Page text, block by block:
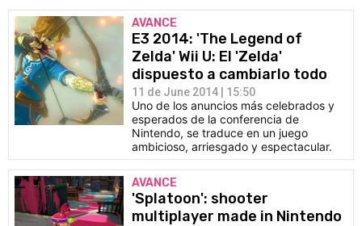
AVANCE
E3 2014: 'The Legend of
Zelda' Wii U: El 'Zelda'
dispuesto a cambiarlo todo
11 de June 2014 | 15:50
Uno de los anuncios más celebrados y
esperados de la conferencia de
Nintendo, se traduce en un juego
ambicioso, arriesgado y espectacular.
AVANCE
'Splatoon': shooter
multiplayer made in Nintendo